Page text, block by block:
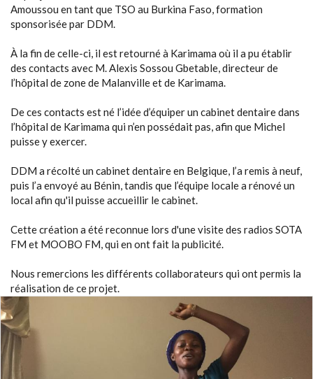
Amoussou en tant que TSO au Burkina Faso, formation
sponsorisée par DDM.
À la fin de celle-ci, il est retourné à Karimama où il a pu établir
des contacts avec M. Alexis Sossou Gbetable, directeur de
l’hôpital de zone de Malanville et de Karimama.
De ces contacts est né l’idée d’équiper un cabinet dentaire dans
l’hôpital de Karimama qui n’en possédait pas, afin que Michel
puisse y exercer.
DDM a récolté un cabinet dentaire en Belgique, l’a remis à neuf,
puis l’a envoyé au Bénin, tandis que l’équipe locale a rénové un
local afin qu'il puisse accueillir le cabinet.
Cette création a été reconnue lors d'une visite des radios SOTA
FM et MOOBO FM, qui en ont fait la publicité.
Nous remercions les différents collaborateurs qui ont permis la
réalisation de ce projet.